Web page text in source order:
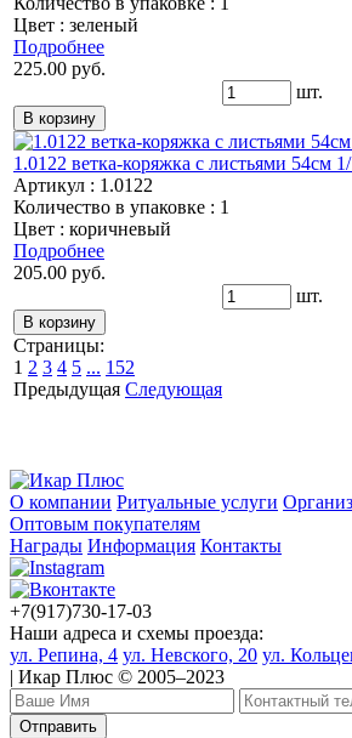
Цвет : зеленый
Подробнее
225.00 руб.
шт.
1.0122 ветка-коряжка с листьями 54см
Артикул : 1.0122
Количество в упаковке : 1
Цвет : коричневый
Подробнее
205.00 руб.
шт.
Страницы:
1 2 3 4 5 ... 152
Предыдущая Следующая
О компании Ритуальные услуги
Оптовым покупателям
Награды Информация Контакты
+7(917)730-17-03
Наши адреса и схемы проезда:
ул. Репина, 4 ул. Невского, 20 ул.
| Икар Плюс © 2005–2023